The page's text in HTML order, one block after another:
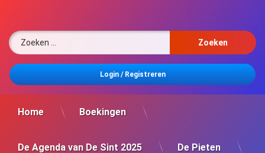
inhoud
Login /Registreren
Home Boekingen
De Agenda van De Sint 2025 De Pieten